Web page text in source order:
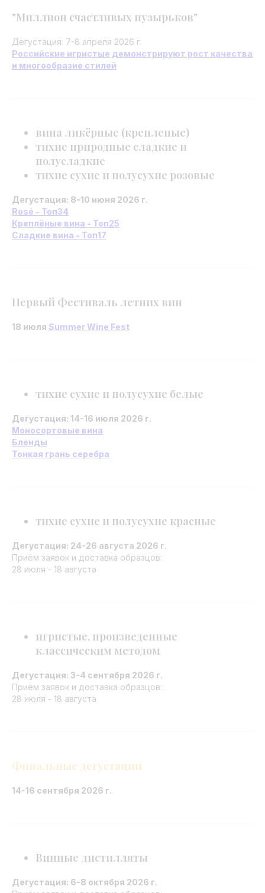
"Миллион счастливых пузырьков"
Дегустация: 7-8 апреля 2026 г.
Российские игристые демонстрируют рост качества
и многообразие стилей
вина ликёрные (крепленые)
тихие природные сладкие и
полусладкие
тихие сухие и полусухие розовые
Дегустация: 8-10 июня 2026 г.
Rosé - Топ34
Креплёные вина - Топ25
Сладкие вина - Топ17
Первый Фестиваль летних вин
18 июля Summer Wine Fest
тихие сухие и полусухие белые
Дегустация: 14-16 июля 2026 г.
Моносортовые вина
Бленды
Тонкая грань серебра
тихие сухие и полусухие красные
Дегустация: 24-26 августа 2026 г.
Приём заявок и доставка образцов:
28 июля - 18 августа
игристые, произведенные
классическим методом
Дегустация: 3-4 сентября 2026 г.
Приём заявок и доставка образцов:
28 июля - 18 августа
Финальные дегустации
14-16 сентября 2026 г.
Винные дистилляты
Дегустация: 6-8 октября 2026 г.